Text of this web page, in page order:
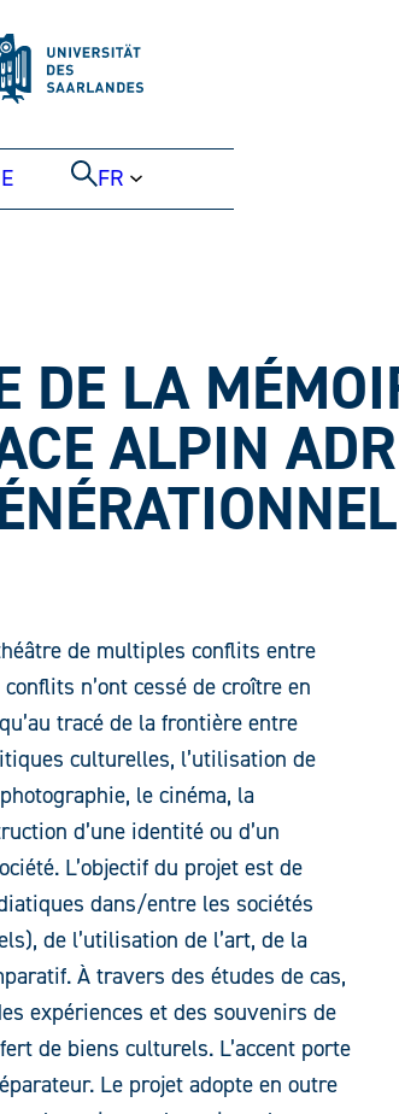
FR
DE LA
ALPIN
de multiples conflits entre
n’ont cessé de croître en
tracé de la frontière entre
culturelles, l’utilisation de
le cinéma, la
d’une identité ou d’un
L’objectif du projet est de
dans/entre les sociétés
de l’utilisation de l’art, de la
À travers des études de cas,
expériences et des souvenirs de
de biens culturels. L’accent porte
Le projet adopte en outre